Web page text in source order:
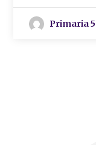
Primaria 5